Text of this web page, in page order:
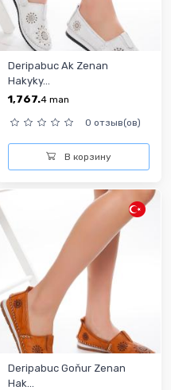
Deripabuc Ak Zenan
Hakyky...
1,767.4 man
0 отзыв(ов)
В корзину
Deripabuc Goňur Zenan
Hak...